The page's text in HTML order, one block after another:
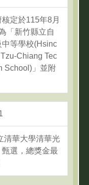
定於115年8月
「新竹縣立自
等學校(Hsinc
Chiang Tec
School)」並附
清華大學清華光
選，總獎金最